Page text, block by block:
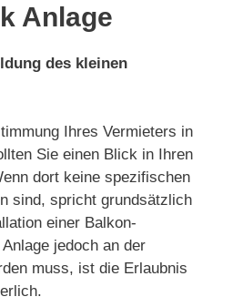
Anlage
des kleinen
Ihres Vermieters in
Sie einen Blick in Ihren
dort keine spezifischen
sind, spricht grundsätzlich
einer Balkon-
jedoch an der
muss, ist die Erlaubnis